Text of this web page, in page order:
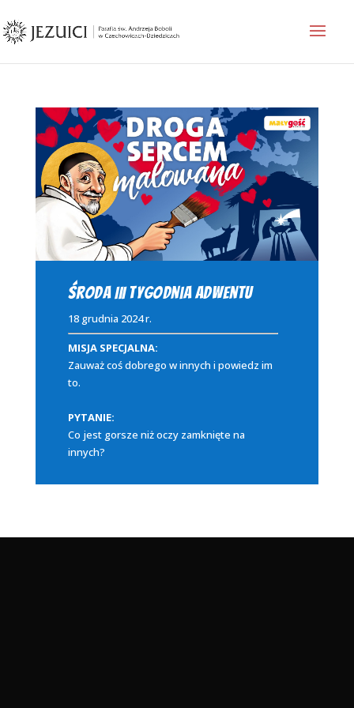
Środa III tygodnia Adwentu
18 grudnia 2024 r.
MISJA SPECJALNA:
Zauważ coś dobrego w innych i powiedz im
to.
PYTANIE:
Co jest gorsze niż oczy zamknięte na
innych?